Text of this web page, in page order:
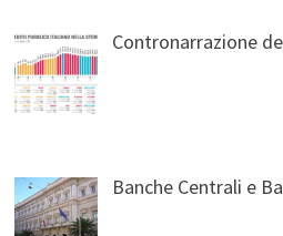
Contronarrazione
Banche Centrali e